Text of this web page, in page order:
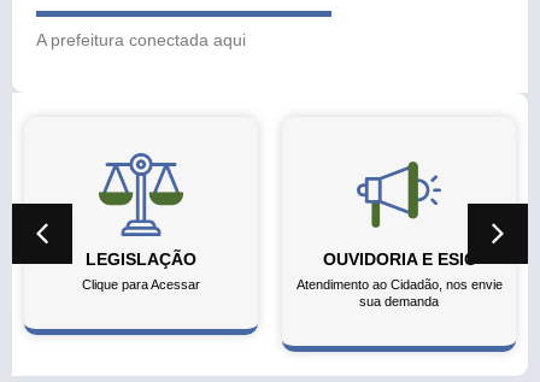
A prefeitura conectada aqui
LEGISLAÇÃO
Clique para Acessar
OUVIDORIA E ESIC
Atendimento ao Cidadão, nos envie
sua demanda